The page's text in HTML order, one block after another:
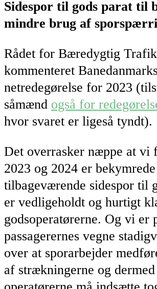
Sidespor til gods parat til
mindre brug af
Rådet for Bæredygtig
kommenteret
netredegørelse for 2023
såmænd også for
hvor svaret er ligeså tyndt).
Det overrasker næppe at vi
2023 og 2024 er
tilbageværende sidespor til
er vedligeholdt og hurtigt
godsoperatørerne. Og vi er
passagerernes vegne
over at sporarbejder
af strækningerne og